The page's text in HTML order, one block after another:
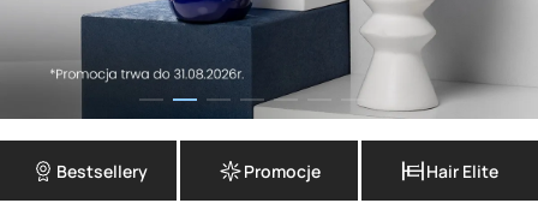
Bestsellery Promocje Hair Elite